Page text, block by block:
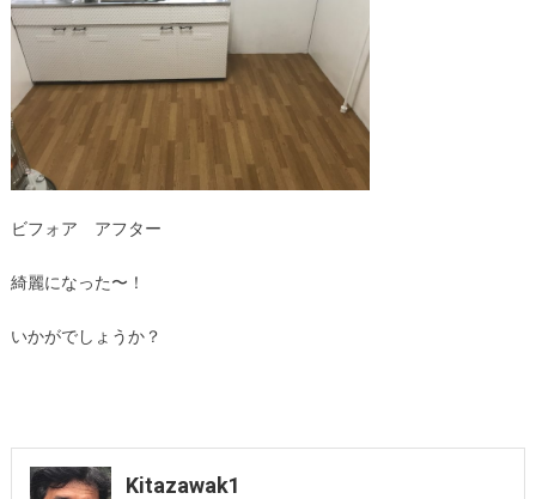
ビフォア アフター
綺麗になった〜！
いかがでしょうか？
Kitazawak1